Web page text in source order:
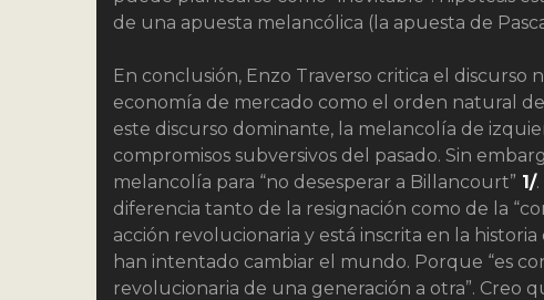
de una apuesta melancólica (la apuesta de
En conclusión, Enzo Traverso critica el
economía de mercado como el orden natural
este discurso dominante, la melancolía de
compromisos subversivos del pasado. Sin
melancolía para “no desesperar a Billancourt” 1/
diferencia tanto de la resignación como de la
acción revolucionaria y está inscrita en la
han intentado cambiar el mundo. Porque “es
revolucionaria de una generación a otra”. Creo